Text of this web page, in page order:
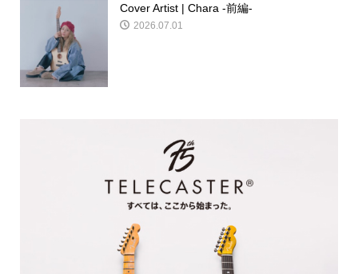
Cover Artist | Chara -前編-
2026.07.01